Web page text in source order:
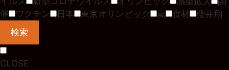
催
ワクチン 日本 東京オリンピック 嵐 食材
櫻井翔
検索
CLOSE